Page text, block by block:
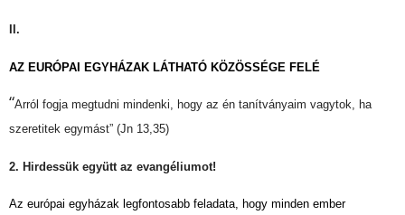
II.
AZ EURÓPAI EGYHÁZAK LÁTHATÓ KÖZÖSSÉGE FELÉ
“Arról fogja megtudni mindenki, hogy az én tanítványaim vagytok, ha
szeretitek egymást” (Jn 13,35)
2. Hirdessük együtt az evangéliumot!
Az európai egyházak legfontosabb feladata, hogy minden ember